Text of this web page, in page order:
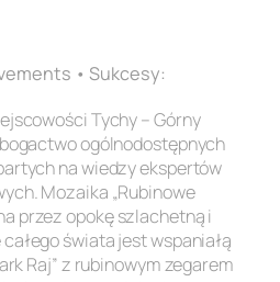
• Sukcesy:
Tychy – Górny
ogólnodostępnych
na wiedzy ekspertów
Mozaika „Rubinowe
przez opokę szlachetną i
świata jest wspaniałą
Raj” z rubinowym zegarem